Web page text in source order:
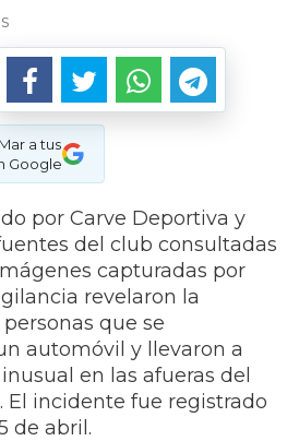
a tus
Google
por Carve Deportiva y
del club consultadas
capturadas por
revelaron la
que se
automóvil y llevaron a
en las afueras del
El incidente fue registrado
de abril.